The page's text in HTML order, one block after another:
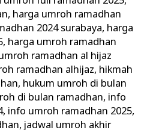
, harga umroh ramadhan
2024 surabaya, harga
, harga umroh ramadhan
ramadhan al hijaz
ramadhan alhijaz, hikmah
, hukum umroh di bulan
di bulan ramadhan, info
, info umroh ramadhan 2025,
, jadwal umroh akhir